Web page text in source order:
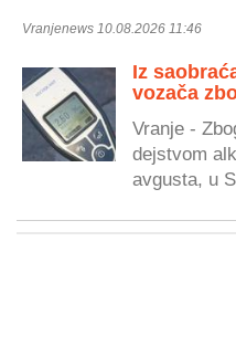
Vranjenews 10.08.2026 11:46
Iz
vozača
Vranje -
dejstvom
avgusta, u